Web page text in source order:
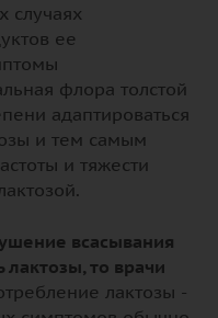
случаях
ее
флора толстой
адаптироваться
и тем самым
и тяжести
всасывания
то врачи
лактозы -